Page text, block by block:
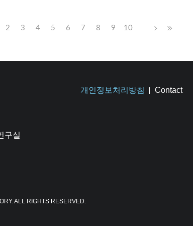
2 3 4 5 6 7 8 9 10
개인정보처리방침 Contact
구실
ALL RIGHTS RESERVED.